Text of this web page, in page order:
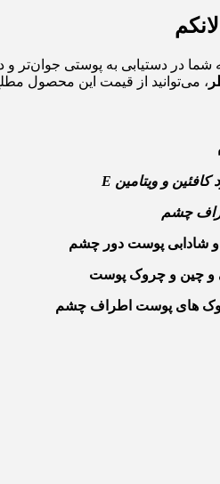
شما در دستیابی به پوستی جوان‌تر
، می‌توانید از قیمت این محصول
و ویتامین
چشم
شادابی پوست دور چشم
و چین و چروک پوست
های پوست اطراف چشم